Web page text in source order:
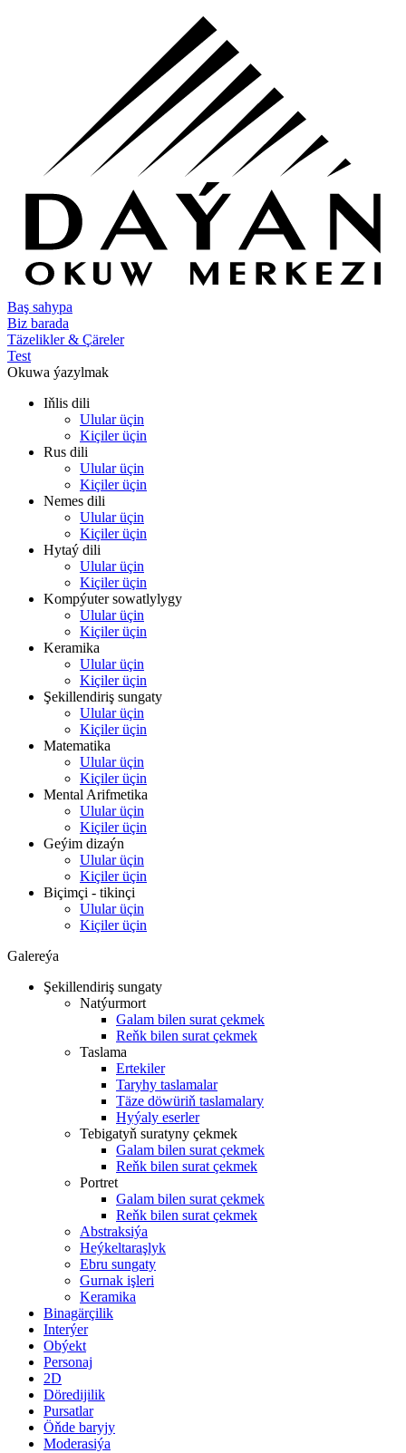
Baş sahypa
Biz barada
Täzelikler & Çäreler
Test
Okuwa ýazylmak
Iňlis dili
Ulular üçin
Kiçiler üçin
Rus dili
Ulular üçin
Kiçiler üçin
Nemes dili
Ulular üçin
Kiçiler üçin
Hytaý dili
Ulular üçin
Kiçiler üçin
Kompýuter sowatlylygy
Ulular üçin
Kiçiler üçin
Keramika
Ulular üçin
Kiçiler üçin
Şekillendiriş sungaty
Ulular üçin
Kiçiler üçin
Matematika
Ulular üçin
Kiçiler üçin
Mental Arifmetika
Ulular üçin
Kiçiler üçin
Geýim dizaýn
Ulular üçin
Kiçiler üçin
Biçimçi - tikinçi
Ulular üçin
Kiçiler üçin
Galereýa
Şekillendiriş sungaty
Natýurmort
Galam bilen surat çekmek
Reňk bilen surat çekmek
Taslama
Ertekiler
Taryhy taslamalar
Täze döwüriň taslamalary
Hyýaly eserler
Tebigatyň suratyny çekmek
Galam bilen surat çekmek
Reňk bilen surat çekmek
Portret
Galam bilen surat çekmek
Reňk bilen surat çekmek
Abstraksiýa
Heýkeltaraşlyk
Ebru sungaty
Gurnak işleri
Keramika
Binagärçilik
Interýer
Obýekt
Personaj
2D
Döredijilik
Pursatlar
Öňde baryjy
Moderasiýa